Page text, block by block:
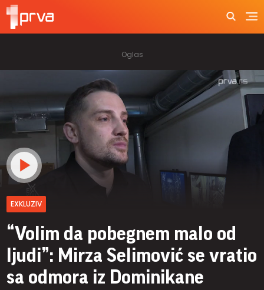
EXKLUZIV
“Volim da pobegnem malo od
ljudi”: Mirza Selimović se vratio
sa odmora iz Dominikane